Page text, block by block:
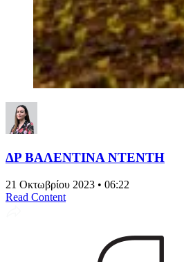
ΔΡ ΒΑΛΕΝΤΙΝΑ ΝΤΕΝΤΗ
21 Οκτωβρίου 2023 • 06:22
Read Content